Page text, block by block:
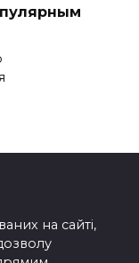
на сайті,